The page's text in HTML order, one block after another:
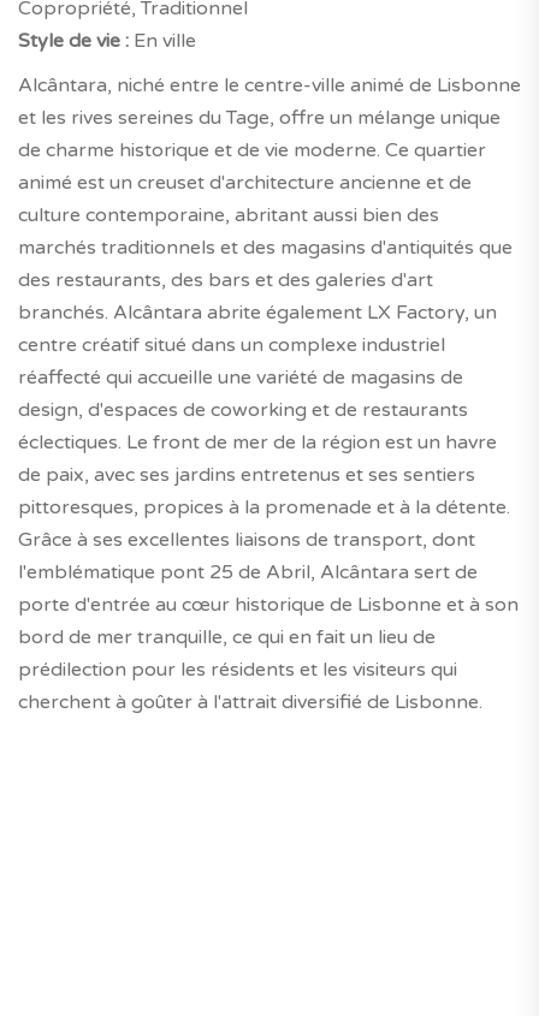
Copropriété, Traditionnel
Style de vie : En ville
Alcântara, niché entre le centre-ville animé de Lisbonne
et les rives sereines du Tage, offre un mélange unique
de charme historique et de vie moderne. Ce quartier
animé est un creuset d'architecture ancienne et de
culture contemporaine, abritant aussi bien des
marchés traditionnels et des magasins d'antiquités que
des restaurants, des bars et des galeries d'art
branchés. Alcântara abrite également LX Factory, un
centre créatif situé dans un complexe industriel
réaffecté qui accueille une variété de magasins de
design, d'espaces de coworking et de restaurants
éclectiques. Le front de mer de la région est un havre
de paix, avec ses jardins entretenus et ses sentiers
pittoresques, propices à la promenade et à la détente.
Grâce à ses excellentes liaisons de transport, dont
l'emblématique pont 25 de Abril, Alcântara sert de
porte d'entrée au cœur historique de Lisbonne et à son
bord de mer tranquille, ce qui en fait un lieu de
prédilection pour les résidents et les visiteurs qui
cherchent à goûter à l'attrait diversifié de Lisbonne.